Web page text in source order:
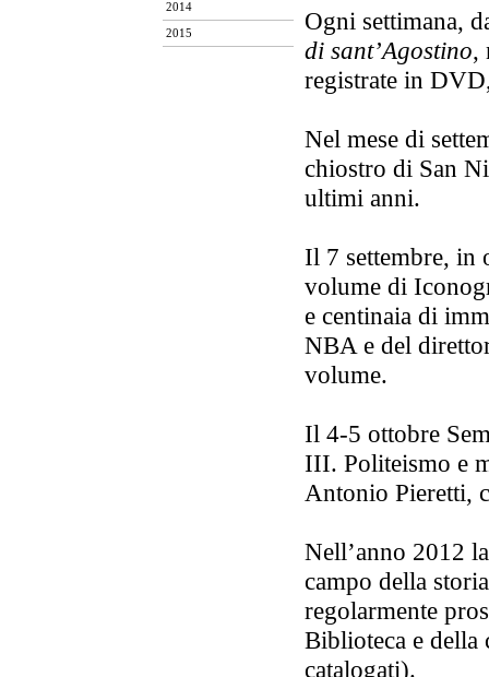
2014
2015
Ogni settimana,
di sant’Agostino,
registrate in
Nel mese di
chiostro di San
ultimi anni.
Il 7 settembre, in
volume di
e centinaia di
NBA e del
volume.
Il 4-5 ottobre
III. Politeismo e
Antonio Pieretti,
Nell’anno 2012
campo della
regolarmente
Biblioteca e
catalogati).